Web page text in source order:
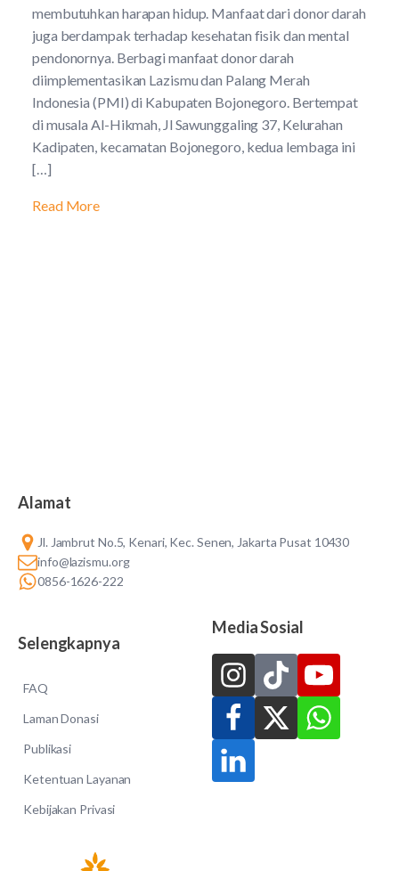
membutuhkan harapan hidup. Manfaat dari donor darah
juga berdampak terhadap kesehatan fisik dan mental
pendonornya. Berbagi manfaat donor darah
diimplementasikan Lazismu dan Palang Merah
Indonesia (PMI) di Kabupaten Bojonegoro. Bertempat
di musala Al-Hikmah, Jl Sawunggaling 37, Kelurahan
Kadipaten, kecamatan Bojonegoro, kedua lembaga ini
[…]
Read More
Alamat
Jl. Jambrut No.5, Kenari, Kec. Senen, Jakarta Pusat 10430
info@lazismu.org
0856-1626-222
Selengkapnya
FAQ
Laman Donasi
Publikasi
Ketentuan Layanan
Kebijakan Privasi
Media Sosial